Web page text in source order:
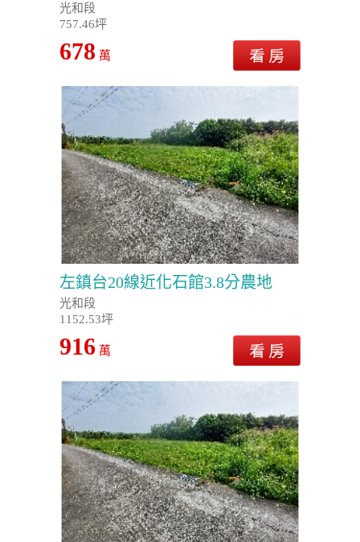
光和段
757.46坪
678 萬
左鎮台20線近化石館3.8分農地
光和段
1152.53坪
916 萬